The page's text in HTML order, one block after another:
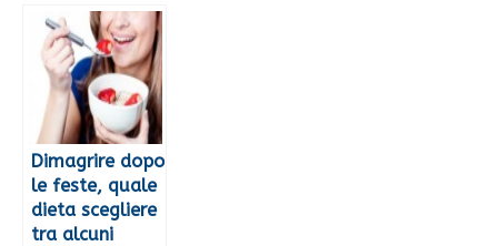
Dimagrire dopo
le feste, quale
dieta scegliere
tra alcuni